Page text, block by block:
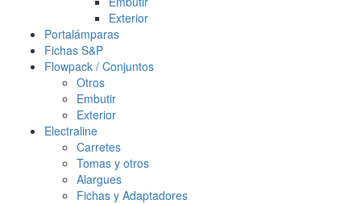
Exterior
Portalámparas
Fichas S&P
Flowpack / Conjuntos
Otros
Embutir
Exterior
Electraline
Carretes
Tomas y otros
Alargues
Fichas y Adaptadores